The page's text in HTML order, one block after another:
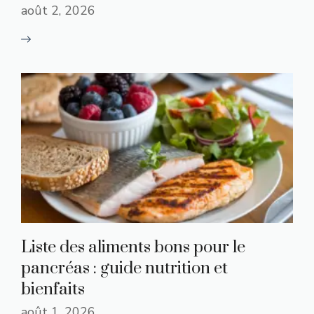
août 2, 2026
Liste des aliments bons pour le
pancréas : guide nutrition et
bienfaits